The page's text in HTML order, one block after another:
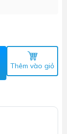
Thêm vào giỏ